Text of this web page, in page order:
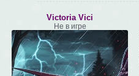
Victoria Vici
Не в игре